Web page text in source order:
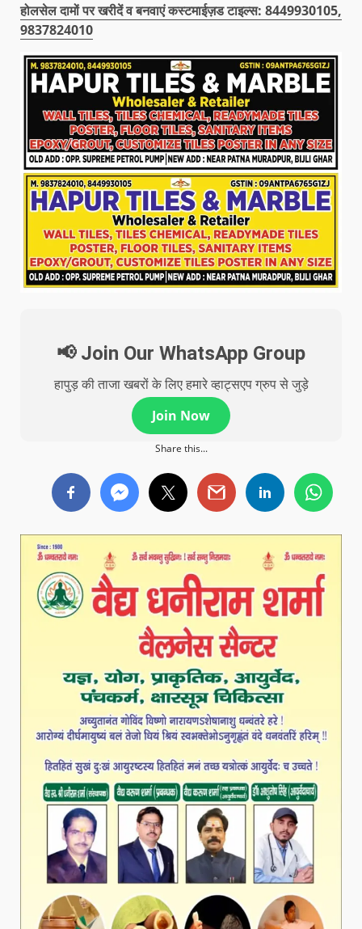
होलसेल दामों पर खरीदें व बनवाएं कस्टमाईज़ड टाइल्स: 8449930105,
9837824010
📢 Join Our WhatsApp Group
हापुड़ की ताजा खबरों के लिए हमारे व्हाट्सएप ग्रुप से जुड़े
Join Now
Share this...